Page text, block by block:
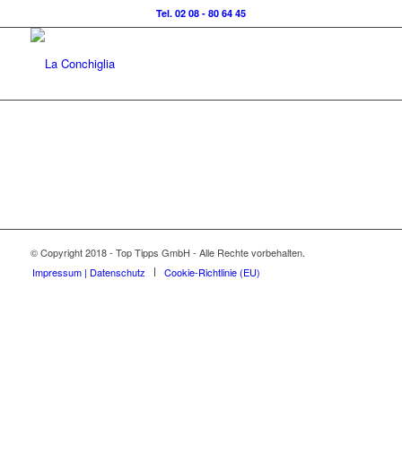
Tel. 02 08 - 80 64 45
© Copyright 2018 - Top Tipps GmbH - Alle Rechte vorbehalten.
Impressum | Datenschutz
Cookie-Richtlinie (EU)